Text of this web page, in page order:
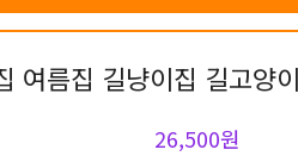
여름집 길냥이집 길고양
26,500원